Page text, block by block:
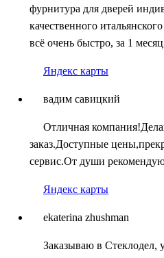
фурнитура для дверей
качественного
всё очень быстро, за 1
Яндекс карты
вадим савицкий
Отличная
заказ.Доступные
сервис.От души
Яндекс карты
ekaterina zhushman
Заказываю в Стеклодел,